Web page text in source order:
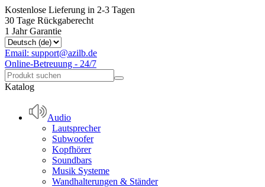
Kostenlose Lieferung in 2-3 Tagen
30 Tage Rückgaberecht
1 Jahr Garantie
Email: support@azilb.de
Online-Betreuung - 24/7
Katalog
Audio
Lautsprecher
Subwoofer
Kopfhörer
Soundbars
Musik Systeme
Wandhalterungen & Ständer